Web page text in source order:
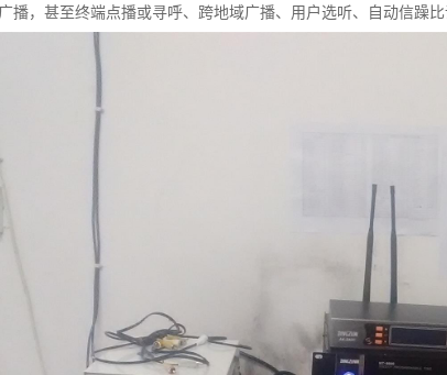
播，甚至终端点播或寻呼、跨地域广播、用户选听、自动信躁比